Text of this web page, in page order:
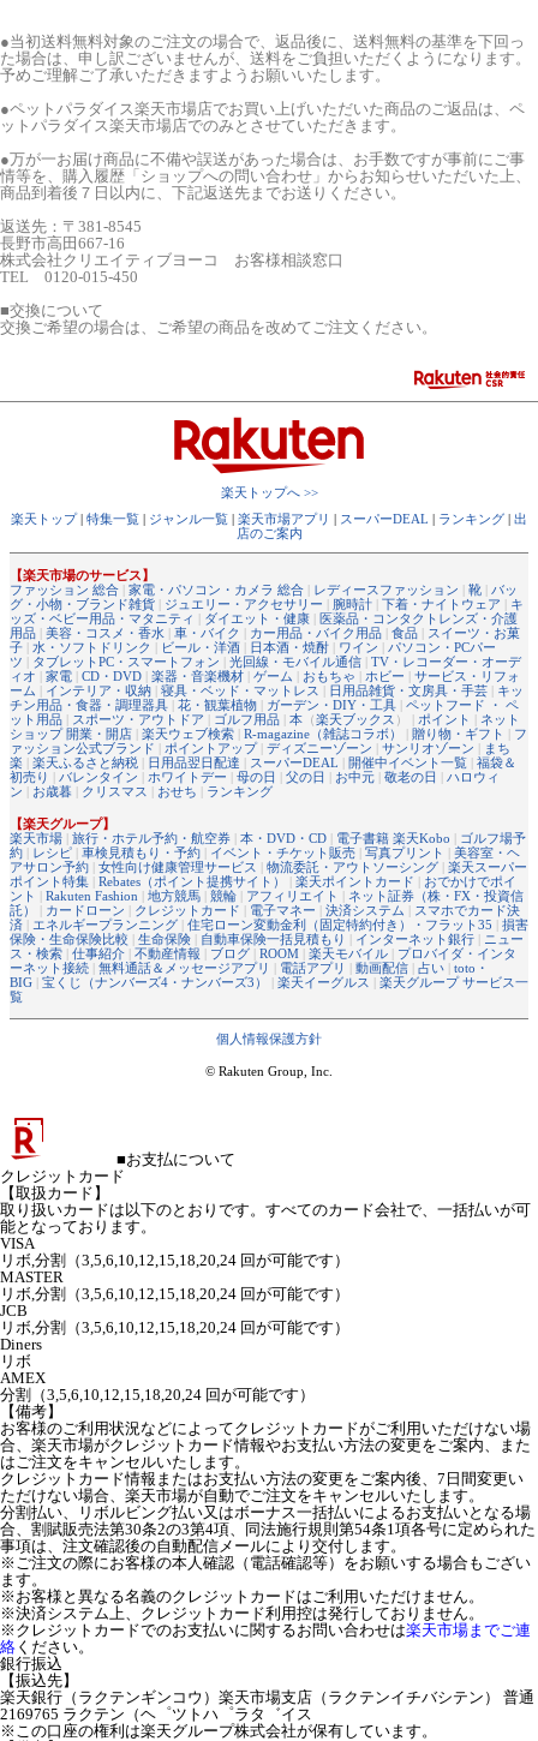
●当初送料無料対象のご注文の場合で、返品後に、送料無料の基準を下回っ
た場合は、申し訳ございませんが、送料をご負担いただくようになります。
予めご理解ご了承いただきますようお願いいたします。
●ペットパラダイス楽天市場店でお買い上げいただいた商品のご返品は、ペ
ットパラダイス楽天市場店でのみとさせていただきます。
●万が一お届け商品に不備や誤送があった場合は、お手数ですが事前にご事
情等を、購入履歴「ショップへの問い合わせ」からお知らせいただいた上、
商品到着後７日以内に、下記返送先までお送りください。
返送先：〒381-8545
長野市高田667-16
株式会社クリエイティブヨーコ お客様相談窓口
TEL 0120-015-450
■交換について
交換ご希望の場合は、ご希望の商品を改めてご注文ください。
楽天トップへ >>
楽天トップ| 特集一覧 | ジャンル一覧 | 楽天市場アプリ | スーパーDEAL | ランキング | 出
店のご案内
【楽天市場のサービス】
ファッション 総合 | 家電・パソコン・カメラ 総合 | レディースファッション | 靴 | バッ
グ・小物・ブランド雑貨 | ジュエリー・アクセサリー | 腕時計 | 下着・ナイトウェア | キ
ッズ・ベビー用品・マタニティ | ダイエット・健康 | 医薬品・コンタクトレンズ・介護
用品 | 美容・コスメ・香水 | 車・バイク | カー用品・バイク用品 | 食品 | スイーツ・お菓
子 | 水・ソフトドリンク | ビール・洋酒 | 日本酒・焼酎 | ワイン | パソコン・PCパー
ツ | タブレットPC・スマートフォン | 光回線・モバイル通信 | TV・レコーダー・オーデ
ィオ | 家電 | CD・DVD | 楽器・音楽機材 | ゲーム | おもちゃ | ホビー | サービス・リフォ
ーム | インテリア・収納 | 寝具・ベッド・マットレス | 日用品雑貨・文房具・手芸 | キッ
チン用品・食器・調理器具 | 花・観葉植物 | ガーデン・DIY・工具 | ペットフード ・ ペ
ット用品 | スポーツ・アウトドア | ゴルフ用品 | 本 （楽天ブックス ） | ポイント | ネット
ショップ 開業・開店 | 楽天ウェブ検索 | R-magazine（雑誌コラボ） | 贈り物・ギフト | フ
ァッション公式ブランド | ポイントアップ| ディズニーゾーン | サンリオゾーン | まち
楽 | 楽天ふるさと納税 | 日用品翌日配達 | スーパーDEAL | 開催中イベント一覧 | 福袋＆
初売り | バレンタイン | ホワイトデー | 母の日 | 父の日 | お中元 | 敬老の日 | ハロウィ
ン | お歳暮 | クリスマス | おせち | ランキング
【楽天グループ】
楽天市場 | 旅行・ホテル予約・航空券 | 本・DVD・CD | 電子書籍 楽天Kobo | ゴルフ場予
約 | レシピ | 車検見積もり・予約 | イベント・チケット販売 | 写真プリント | 美容室・ヘ
アサロン予約 | 女性向け健康管理サービス | 物流委託・アウトソーシング | 楽天スーパー
ポイント特集 | Rebates（ポイント提携サイト） | 楽天ポイントカード | おでかけでポイ
ント | Rakuten Fashion | 地方競馬 | 競輪 | アフィリエイト | ネット証券（株・FX・投資信
託）
| カードローン | クレジットカード | 電子マネー | 決済システム | スマホでカード決
済 | エネルギープランニング | 住宅ローン変動金利（固定特約付き）・フラット35 | 損害
保険・生命保険比較 | 生命保険 | 自動車保険一括見積もり | インターネット銀行 | ニュー
ス・検索 | 仕事紹介 | 不動産情報 | ブログ | ROOM | 楽天モバイル | プロバイダ・インタ
ーネット接続 | 無料通話＆メッセージアプリ | 電話アプリ | 動画配信 | 占い | toto・
BIG | 宝くじ（ナンバーズ4・ナンバーズ3） | 楽天イーグルス | 楽天グループ サービス一
覧
個人情報保護方針
© Rakuten Group, Inc.
■お支払について
クレジットカード
【取扱カード】
取り扱いカードは以下のとおりです。すべてのカード会社で、一括払いが可
能となっております。
VISA
リボ,分割（3,5,6,10,12,15,18,20,24 回が可能です）
MASTER
リボ,分割（3,5,6,10,12,15,18,20,24 回が可能です）
JCB
リボ,分割（3,5,6,10,12,15,18,20,24 回が可能です）
Diners
リボ
AMEX
分割（3,5,6,10,12,15,18,20,24 回が可能です）
【備考】
お客様のご利用状況などによってクレジットカードがご利用いただけない場
合、楽天市場がクレジットカード情報やお支払い方法の変更をご案内、また
はご注文をキャンセルいたします。
クレジットカード情報またはお支払い方法の変更をご案内後、7日間変更い
ただけない場合、楽天市場が自動でご注文をキャンセルいたします。
分割払い、リボルビング払い又はボーナス一括払いによるお支払いとなる場
合、割賦販売法第30条2の3第4項、同法施行規則第54条1項各号に定められた
事項は、注文確認後の自動配信メールにより交付します。
※ご注文の際にお客様の本人確認（電話確認等）をお願いする場合もござい
ます。
※お客様と異なる名義のクレジットカードはご利用いただけません。
※決済システム上、クレジットカード利用控は発行しておりません。
※クレジットカードでのお支払いに関するお問い合わせは楽天市場までご連
絡 ください。
銀行振込
【振込先】
楽天銀行（ラクテンギンコウ）楽天市場支店（ラクテンイチバシテン） 普通
2169765 ラクテン（ヘ゜ツトハ゜ラタ゛イス
※この口座の権利は楽天グループ株式会社が保有しています。